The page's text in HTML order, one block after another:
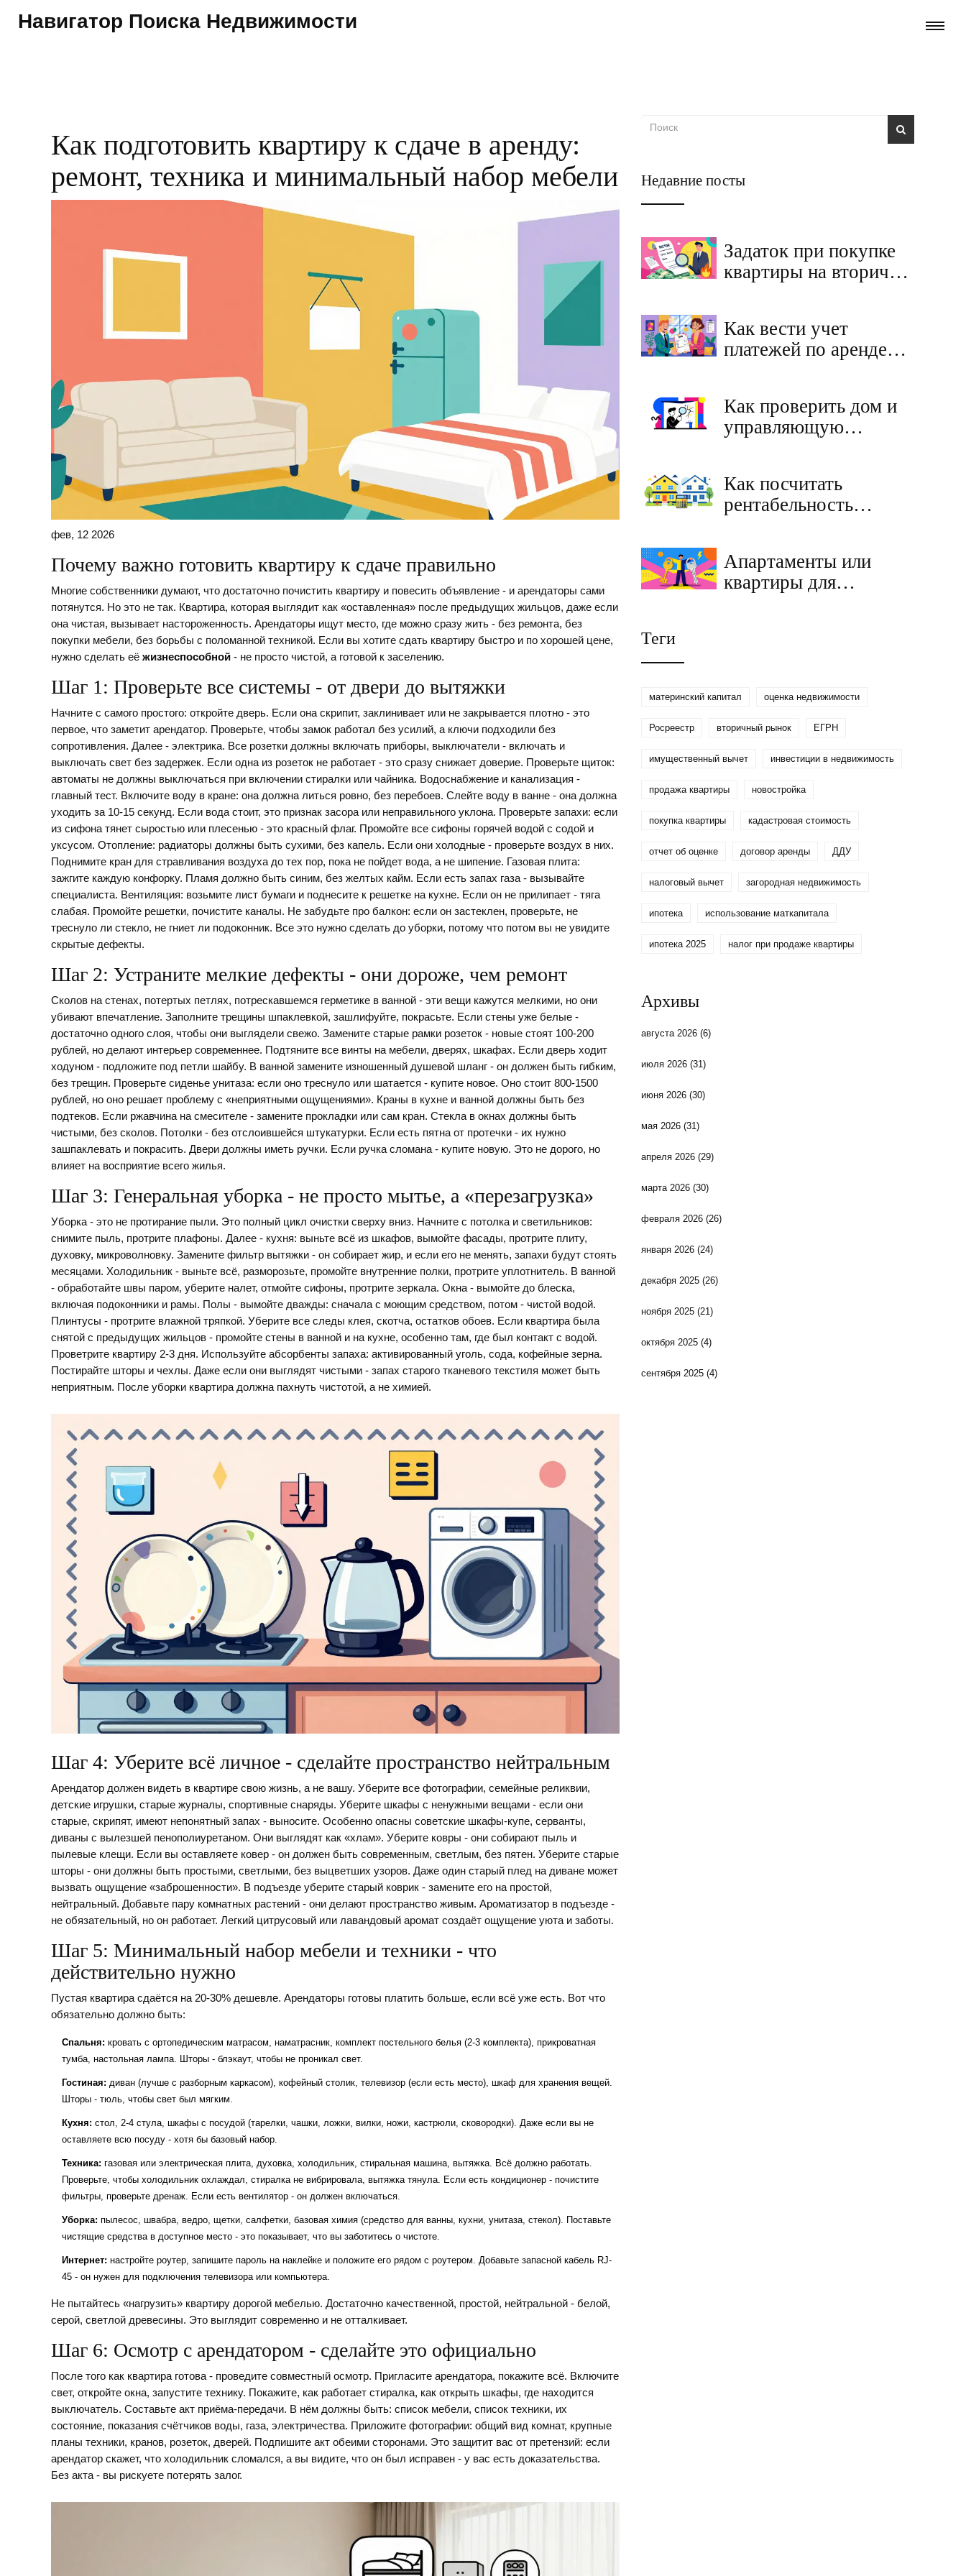
Навигатор Поиска Недвижимости
Как подготовить квартиру к сдаче в аренду:
ремонт, техника и минимальный набор мебели
фев, 12 2026
Почему важно готовить квартиру к сдаче правильно
Многие собственники думают, что достаточно почистить квартиру и повесить объявление - и арендаторы сами
потянутся. Но это не так. Квартира, которая выглядит как «оставленная» после предыдущих жильцов, даже если
она чистая, вызывает настороженность. Арендаторы ищут место, где можно сразу жить - без ремонта, без
покупки мебели, без борьбы с поломанной техникой. Если вы хотите сдать квартиру быстро и по хорошей цене,
нужно сделать её жизнеспособной - не просто чистой, а готовой к заселению.
Шаг 1: Проверьте все системы - от двери до вытяжки
Начните с самого простого: откройте дверь. Если она скрипит, заклинивает или не закрывается плотно - это
первое, что заметит арендатор. Проверьте, чтобы замок работал без усилий, а ключи подходили без
сопротивления. Далее - электрика. Все розетки должны включать приборы, выключатели - включать и
выключать свет без задержек. Если одна из розеток не работает - это сразу снижает доверие. Проверьте щиток:
автоматы не должны выключаться при включении стиралки или чайника. Водоснабжение и канализация -
главный тест. Включите воду в кране: она должна литься ровно, без перебоев. Слейте воду в ванне - она должна
уходить за 10-15 секунд. Если вода стоит, это признак засора или неправильного уклона. Проверьте запахи: если
из сифона тянет сыростью или плесенью - это красный флаг. Промойте все сифоны горячей водой с содой и
уксусом. Отопление: радиаторы должны быть сухими, без капель. Если они холодные - проверьте воздух в них.
Поднимите кран для стравливания воздуха до тех пор, пока не пойдет вода, а не шипение. Газовая плита:
зажгите каждую конфорку. Пламя должно быть синим, без желтых кайм. Если есть запах газа - вызывайте
специалиста. Вентиляция: возьмите лист бумаги и поднесите к решетке на кухне. Если он не прилипает - тяга
слабая. Промойте решетки, почистите каналы. Не забудьте про балкон: если он застеклен, проверьте, не
треснуло ли стекло, не гниет ли подоконник. Все это нужно сделать до уборки, потому что потом вы не увидите
скрытые дефекты.
Шаг 2: Устраните мелкие дефекты - они дороже, чем ремонт
Сколов на стенах, потертых петлях, потрескавшемся герметике в ванной - эти вещи кажутся мелкими, но они
убивают впечатление. Заполните трещины шпаклевкой, зашлифуйте, покрасьте. Если стены уже белые -
достаточно одного слоя, чтобы они выглядели свежо. Замените старые рамки розеток - новые стоят 100-200
рублей, но делают интерьер современнее. Подтяните все винты на мебели, дверях, шкафах. Если дверь ходит
ходуном - подложите под петли шайбу. В ванной замените изношенный душевой шланг - он должен быть гибким,
без трещин. Проверьте сиденье унитаза: если оно треснуло или шатается - купите новое. Оно стоит 800-1500
рублей, но оно решает проблему с «неприятными ощущениями». Краны в кухне и ванной должны быть без
подтеков. Если ржавчина на смесителе - замените прокладки или сам кран. Стекла в окнах должны быть
чистыми, без сколов. Потолки - без отслоившейся штукатурки. Если есть пятна от протечки - их нужно
зашпаклевать и покрасить. Двери должны иметь ручки. Если ручка сломана - купите новую. Это не дорого, но
влияет на восприятие всего жилья.
Шаг 3: Генеральная уборка - не просто мытье, а «перезагрузка»
Уборка - это не протирание пыли. Это полный цикл очистки сверху вниз. Начните с потолка и светильников:
снимите пыль, протрите плафоны. Далее - кухня: выньте всё из шкафов, вымойте фасады, протрите плиту,
духовку, микроволновку. Замените фильтр вытяжки - он собирает жир, и если его не менять, запахи будут стоять
месяцами. Холодильник - выньте всё, разморозьте, промойте внутренние полки, протрите уплотнитель. В ванной
- обработайте швы паром, уберите налет, отмойте сифоны, протрите зеркала. Окна - вымойте до блеска,
включая подоконники и рамы. Полы - вымойте дважды: сначала с моющим средством, потом - чистой водой.
Плинтусы - протрите влажной тряпкой. Уберите все следы клея, скотча, остатков обоев. Если квартира была
снятой с предыдущих жильцов - промойте стены в ванной и на кухне, особенно там, где был контакт с водой.
Проветрите квартиру 2-3 дня. Используйте абсорбенты запаха: активированный уголь, сода, кофейные зерна.
Постирайте шторы и чехлы. Даже если они выглядят чистыми - запах старого тканевого текстиля может быть
неприятным. После уборки квартира должна пахнуть чистотой, а не химией.
Шаг 4: Уберите всё личное - сделайте пространство нейтральным
Арендатор должен видеть в квартире свою жизнь, а не вашу. Уберите все фотографии, семейные реликвии,
детские игрушки, старые журналы, спортивные снаряды. Уберите шкафы с ненужными вещами - если они
старые, скрипят, имеют непонятный запах - выносите. Особенно опасны советские шкафы-купе, серванты,
диваны с вылезшей пенополиуретаном. Они выглядят как «хлам». Уберите ковры - они собирают пыль и
пылевые клещи. Если вы оставляете ковер - он должен быть современным, светлым, без пятен. Уберите старые
шторы - они должны быть простыми, светлыми, без выцветших узоров. Даже один старый плед на диване может
вызвать ощущение «заброшенности». В подъезде уберите старый коврик - замените его на простой,
нейтральный. Добавьте пару комнатных растений - они делают пространство живым. Ароматизатор в подъезде -
не обязательный, но он работает. Легкий цитрусовый или лавандовый аромат создаёт ощущение уюта и заботы.
Шаг 5: Минимальный набор мебели и техники - что
действительно нужно
Пустая квартира сдаётся на 20-30% дешевле. Арендаторы готовы платить больше, если всё уже есть. Вот что
обязательно должно быть:
Спальня: кровать с ортопедическим матрасом, наматрасник, комплект постельного белья (2-3 комплекта), прикроватная
тумба, настольная лампа. Шторы - блэкаут, чтобы не проникал свет.
Гостиная: диван (лучше с разборным каркасом), кофейный столик, телевизор (если есть место), шкаф для хранения вещей.
Шторы - тюль, чтобы свет был мягким.
Кухня: стол, 2-4 стула, шкафы с посудой (тарелки, чашки, ложки, вилки, ножи, кастрюли, сковородки). Даже если вы не
оставляете всю посуду - хотя бы базовый набор.
Техника: газовая или электрическая плита, духовка, холодильник, стиральная машина, вытяжка. Всё должно работать.
Проверьте, чтобы холодильник охлаждал, стиралка не вибрировала, вытяжка тянула. Если есть кондиционер - почистите
фильтры, проверьте дренаж. Если есть вентилятор - он должен включаться.
Уборка: пылесос, швабра, ведро, щетки, салфетки, базовая химия (средство для ванны, кухни, унитаза, стекол). Поставьте
чистящие средства в доступное место - это показывает, что вы заботитесь о чистоте.
Интернет: настройте роутер, запишите пароль на наклейке и положите его рядом с роутером. Добавьте запасной кабель RJ-
45 - он нужен для подключения телевизора или компьютера.
Не пытайтесь «нагрузить» квартиру дорогой мебелью. Достаточно качественной, простой, нейтральной - белой,
серой, светлой древесины. Это выглядит современно и не отталкивает.
Шаг 6: Осмотр с арендатором - сделайте это официально
После того как квартира готова - проведите совместный осмотр. Пригласите арендатора, покажите всё. Включите
свет, откройте окна, запустите технику. Покажите, как работает стиралка, как открыть шкафы, где находится
выключатель. Составьте акт приёма-передачи. В нём должны быть: список мебели, список техники, их
состояние, показания счётчиков воды, газа, электричества. Приложите фотографии: общий вид комнат, крупные
планы техники, кранов, розеток, дверей. Подпишите акт обеими сторонами. Это защитит вас от претензий: если
арендатор скажет, что холодильник сломался, а вы видите, что он был исправен - у вас есть доказательства.
Без акта - вы рискуете потерять залог.
Недавние посты
Задаток при покупке
квартиры на вторичке:
Как вести учет
платежей по аренде
Как проверить дом и
управляющую
вторичном рынке:
полное руководство
Как посчитать
рентабельность
посуточной и
долгосрочной аренды
Апартаменты или
квартиры для
Теги
материнский капитал оценка недвижимости
Росреестр вторичный рынок ЕГРН
имущественный вычет инвестиции в недвижимость
продажа квартиры новостройка
покупка квартиры кадастровая стоимость
отчет об оценке договор аренды ДДУ
налоговый вычет загородная недвижимость
ипотека использование маткапитала
ипотека 2025 налог при продаже квартиры
Архивы
августа 2026(6)
июля 2026(31)
июня 2026(30)
мая 2026(31)
апреля 2026(29)
марта 2026(30)
февраля 2026(26)
января 2026(24)
декабря 2025(26)
ноября 2025(21)
октября 2025(4)
сентября 2025(4)